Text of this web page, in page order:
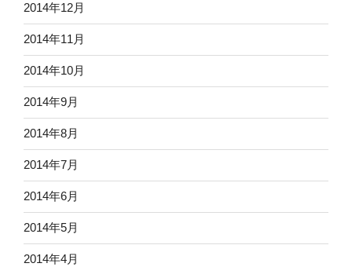
2014年12月
2014年11月
2014年10月
2014年9月
2014年8月
2014年7月
2014年6月
2014年5月
2014年4月